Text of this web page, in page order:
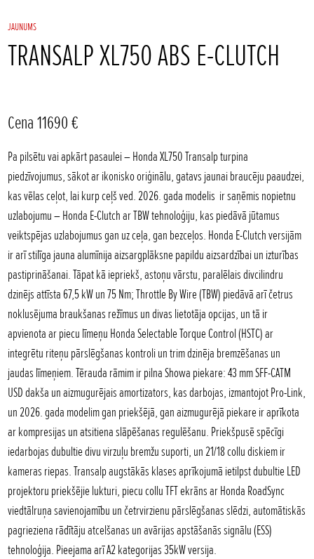
TRANSALP XL750 ABS E-CLUTCH
JAUNUMS
Cena 11690 €
Pa pilsētu vai apkārt pasaulei – Honda XL750 Transalp turpina
piedzīvojumus, sākot ar ikonisko oriģinālu, gatavs jaunai braucēju paaudzei,
kas vēlas ceļot, lai kurp ceļš ved. 2026. gada modelis ir saņēmis nopietnu
uzlabojumu – Honda E-Clutch ar TBW tehnoloģiju, kas piedāvā jūtamus
veiktspējas uzlabojumus gan uz ceļa, gan bezceļos. Honda E-Clutch versijām
ir arī stilīga jauna alumīnija aizsargplāksne papildu aizsardzībai un izturības
pastiprināšanai. Tāpat kā iepriekš, astoņu vārstu, paralēlais divcilindru
dzinējs attīsta 67,5 kW un 75 Nm; Throttle By Wire (TBW) piedāvā arī četrus
noklusējuma braukšanas režīmus un divas lietotāja opcijas, un tā ir
apvienota ar piecu līmeņu Honda Selectable Torque Control (HSTC) ar
integrētu riteņu pārslēgšanas kontroli un trim dzinēja bremzēšanas un
jaudas līmeņiem. Tērauda rāmim ir pilna Showa piekare: 43 mm SFF-CATM
USD dakša un aizmugurējais amortizators, kas darbojas, izmantojot Pro-Link,
un 2026. gada modelim gan priekšējā, gan aizmugurējā piekare ir aprīkota
ar kompresijas un atsitiena slāpēšanas regulēšanu. Priekšpusē spēcīgi
iedarbojas dubultie divu virzuļu bremžu suporti, un 21/18 collu diskiem ir
kameras riepas. Transalp augstākās klases aprīkojumā ietilpst dubultie LED
projektoru priekšējie lukturi, piecu collu TFT ekrāns ar Honda RoadSync
viedtālruņa savienojamību un četrvirzienu pārslēgšanas slēdzi, automātiskās
pagrieziena rādītāju atcelšanas un avārijas apstāšanās signālu (ESS)
tehnoloģija. Pieejama arī A2 kategorijas 35kW versija.